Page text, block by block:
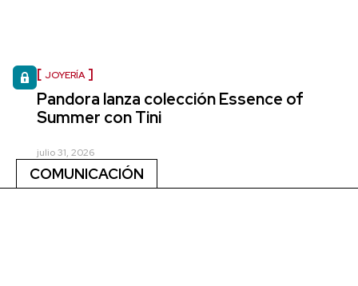
JOYERÍA
Pandora lanza colección Essence of
Summer con Tini
julio 31, 2026
COMUNICACIÓN